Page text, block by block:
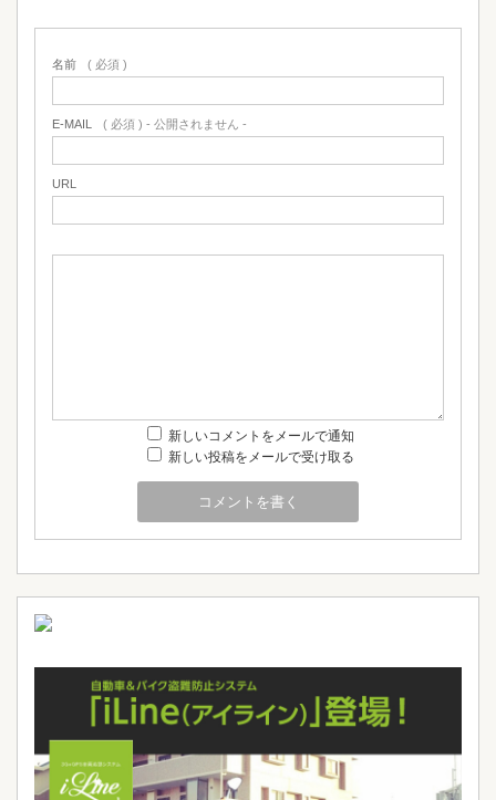
名前 ( 必須 )
E-MAIL ( 必須 ) - 公開されません -
URL
新しいコメントをメールで通知
新しい投稿をメールで受け取る